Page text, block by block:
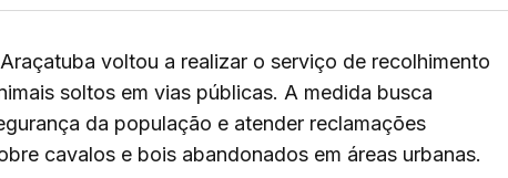
voltou a realizar o serviço de recolhimento
soltos em vias públicas. A medida busca
da população e atender reclamações
cavalos e bois abandonados em áreas urbanas.